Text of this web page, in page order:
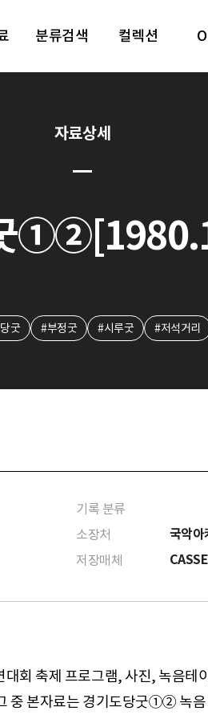
분류검색 컬렉션
자료상세
굿 #부정굿 #시루굿 #저석거리
기록 분류
소장처 국악아
저장매체
회 축제 프로그램, 사진, 녹음
중 본자료는 경기도당굿①② 녹